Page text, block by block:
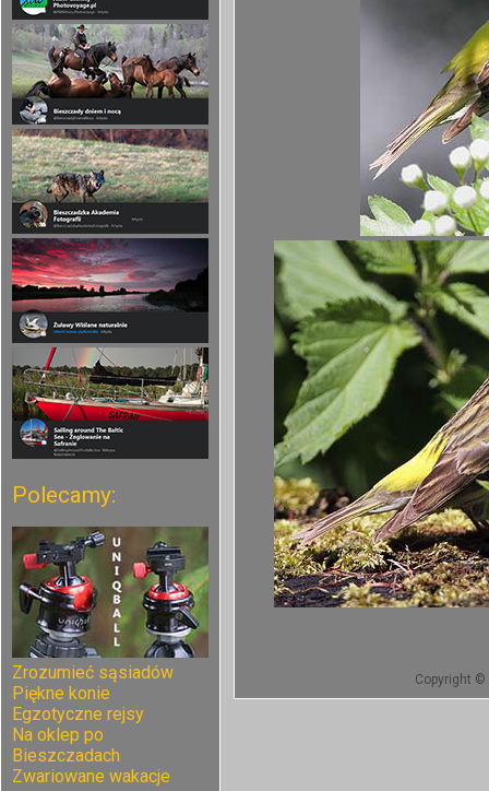
Polecamy:
Zrozumieć sąsiadów
Piękne konie
Egzotyczne rejsy
Na oklep po
Bieszczadach
Zwariowane wakacje
Copyright ©